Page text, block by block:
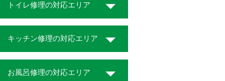
トイレ修理の対応エリア
キッチン修理の対応エリア
お風呂修理の対応エリア